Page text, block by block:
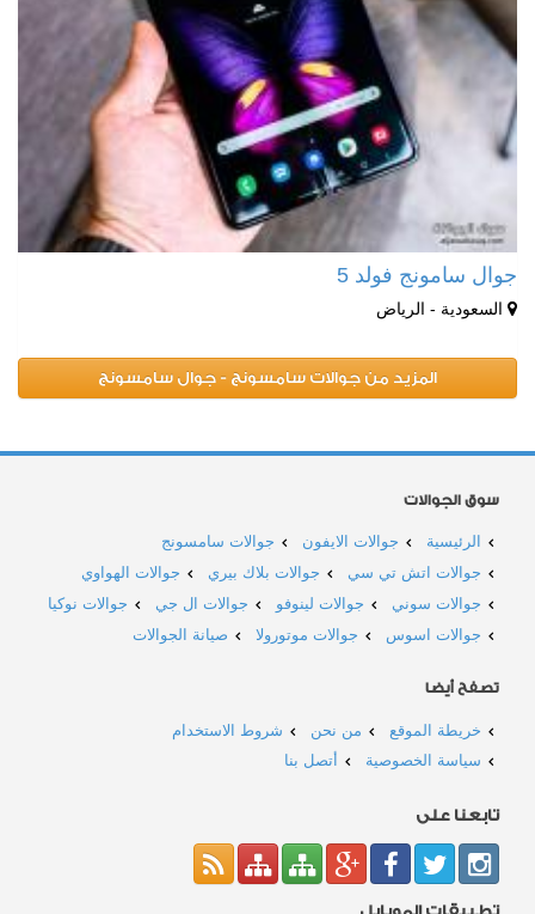
جوال سامونج فولد 5
السعودية - الرياض
المزيد من جوالات سامسونج - جوال سامسونج
سوق الجوالات
الرئيسية جوالات الايفون
جوالات سامسونج
جوالات اتش تي سي
جوالات بلاك بيري
جوالات الهواوي
جوالات سوني
جوالات لينوفو جوالات ال جي
جوالات نوكيا
جوالات اسوس
جوالات موتورولا صيانة الجوالات
تصفح أيضا
خريطة الموقع من نحن
شروط الاستخدام
سياسة الخصوصية
أتصل بنا
تابعنا على